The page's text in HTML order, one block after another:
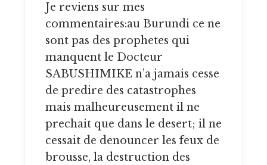
Je reviens sur mes
commentaires:au Burundi ce ne
sont pas des prophetes qui
manquent le Docteur
SABUSHIMIKE n’a jamais cesse
de predire des catastrophes
mais malheureusement il ne
prechait que dans le desert; il ne
cessait de denouncer les feux de
brousse, la destruction des